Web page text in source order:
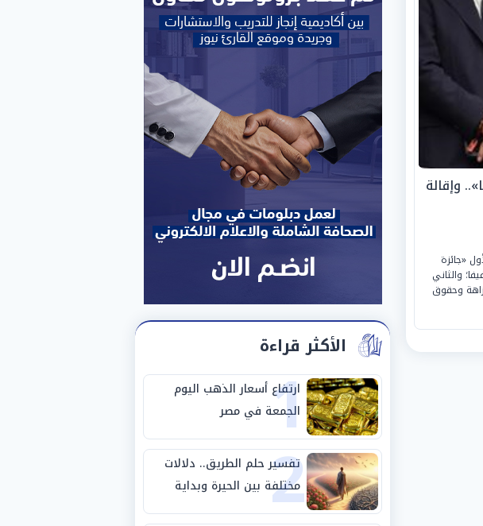
وإقالة
«جائزة
والثاني
وحقوق
الأكثر قراءة
1
ارتفاع أسعار الذهب اليوم
الجمعة في مصر
2
تفسير حلم الطريق.. دلالات
مختلفة بين الحيرة وبداية
مرحلة جديدة